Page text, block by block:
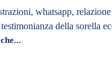
whatsapp,
della sorella